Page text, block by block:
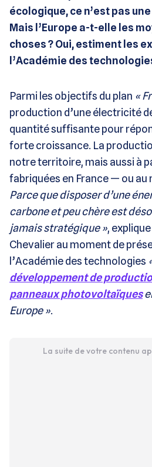
écologique, ce n’est pas
Mais l’Europe a-t-elle les
choses ? Oui, estiment les
l’Académie des
Parmi les objectifs du plan «
production d’une électricité
quantité suffisante pour
forte croissance. La
notre territoire, mais aussi à
fabriquées en France — ou au
Parce que disposer d’une
carbone et peu chère est
jamais stratégique »,
Chevalier au moment de
l’Académie des technologies
développement de
panneaux photovoltaïques
Europe ».
La suite de votre contenu